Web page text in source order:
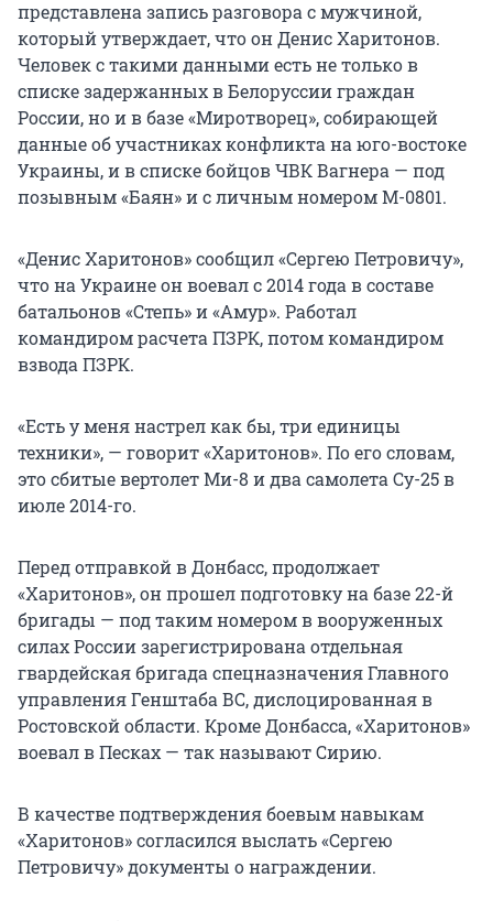
представлена запись разговора с мужчиной,
который утверждает, что он Денис Харитонов.
Человек с такими данными есть не только в
списке задержанных в Белоруссии граждан
России, но и в базе «Миротворец», собирающей
данные об участниках конфликта на юго-востоке
Украины, и в списке бойцов ЧВК Вагнера — под
позывным «Баян» и с личным номером М-0801.
«Денис Харитонов» сообщил «Сергею Петровичу»,
что на Украине он воевал с 2014 года в составе
батальонов «Степь» и «Амур». Работал
командиром расчета ПЗРК, потом командиром
взвода ПЗРК.
«Есть у меня настрел как бы, три единицы
техники», — говорит «Харитонов». По его словам,
это сбитые вертолет Ми-8 и два самолета Су-25 в
июле 2014-го.
Перед отправкой в Донбасс, продолжает
«Харитонов», он прошел подготовку на базе 22-й
бригады — под таким номером в вооруженных
силах России зарегистрирована отдельная
гвардейская бригада спецназначения Главного
управления Генштаба ВС, дислоцированная в
Ростовской области. Кроме Донбасса, «Харитонов»
воевал в Песках — так называют Сирию.
В качестве подтверждения боевым навыкам
«Харитонов» согласился выслать «Сергею
Петровичу» документы о награждении.